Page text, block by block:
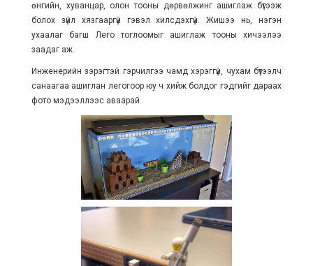
өнгийн, хуванцар, олон тооны дөрвөлжинг ашиглаж бүтээж
болох зүйл хязгааргүй гэвэл хилсдэхгүй. Жишээ нь, нэгэн
ухаалаг багш Лего тоглоомыг ашиглаж тооны хичээлээ
заадаг аж.
Инженерийн зэрэгтэй гэрчилгээ чамд хэрэггүй, чухам бүтээлч
санаагаа ашиглан легогоор юу ч хийж болдог гэдгийг дараах
фото мэдээллээс аваарай.